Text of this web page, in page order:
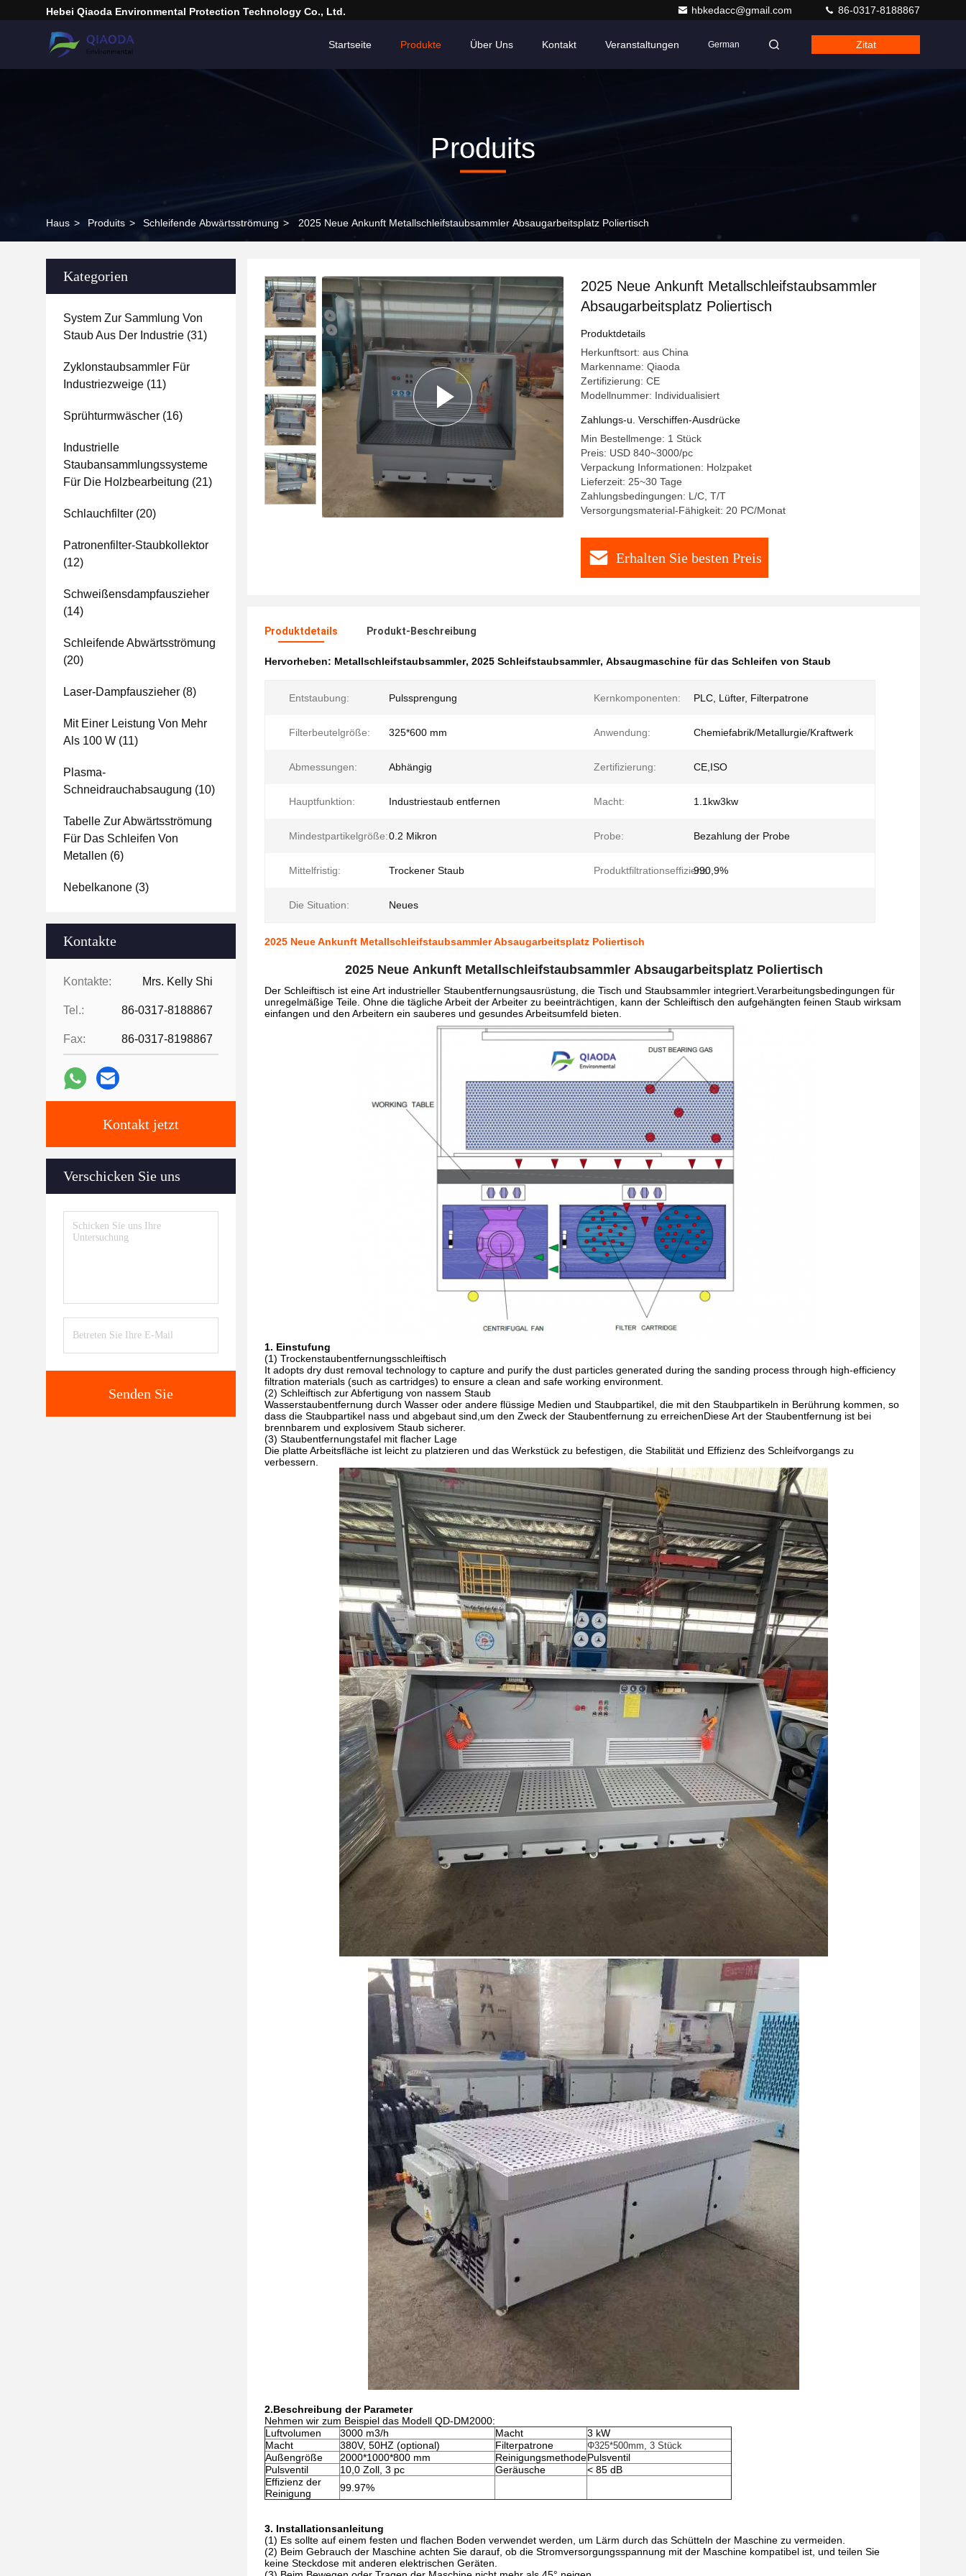
Hebei Qiaoda Environmental Protection Technology Co., Ltd. hbkedacc@gmail.com 86-0317-8188867
Startseite Produkte Über Uns Kontakt Veranstaltungen German Zitat
Produits
Haus > Produits > Schleifende Abwärtsströmung > 2025 Neue Ankunft Metallschleifstaubsammler Absaugarbeitsplatz Poliertisch
Kategorien
System Zur Sammlung Von
Staub Aus Der Industrie (31)
Zyklonstaubsammler Für
Industriezweige (11)
Sprühturmwäscher (16)
Industrielle
Staubansammlungssysteme
Für Die Holzbearbeitung (21)
Schlauchfilter (20)
Patronenfilter-Staubkollektor
(12)
Schweißensdampfauszieher
(14)
Schleifende Abwärtsströmung
(20)
Laser-Dampfauszieher (8)
Mit Einer Leistung Von Mehr
Als 100 W (11)
Plasma-
Schneidrauchabsaugung (10)
Tabelle Zur Abwärtsströmung
Für Das Schleifen Von
Metallen (6)
Nebelkanone (3)
Kontakte
Kontakte: Mrs. Kelly Shi
Tel.: 86-0317-8188867
Fax: 86-0317-8198867
Kontakt jetzt
Verschicken Sie uns
Senden Sie
2025 Neue Ankunft Metallschleifstaubsammler
Absaugarbeitsplatz Poliertisch
Produktdetails
Herkunftsort: aus China
Markenname: Qiaoda
Zertifizierung: CE
Modellnummer: Individualisiert
Zahlungs-u. Verschiffen-Ausdrücke
Min Bestellmenge: 1 Stück
Preis: USD 840~3000/pc
Verpackung Informationen: Holzpaket
Lieferzeit: 25~30 Tage
Zahlungsbedingungen: L/C, T/T
Versorgungsmaterial-Fähigkeit: 20 PC/Monat
Erhalten Sie besten Preis
Produktdetails Produkt-Beschreibung
Hervorheben: Metallschleifstaubsammler, 2025 Schleifstaubsammler, Absaugmaschine für das Schleifen von Staub
Entstaubung: Pulssprengung Kernkomponenten: PLC, Lüfter, Filterpatrone
Filterbeutelgröße: 325*600 mm Anwendung: Chemiefabrik/Metallurgie/Kraftwerk
Abmessungen: Abhängig Zertifizierung: CE,ISO
Hauptfunktion: Industriestaub entfernen Macht: 1.1kw3kw
Mindestpartikelgröße:0.2 Mikron Probe: Bezahlung der Probe
Mittelfristig: Trockener Staub Produktfiltrationseffizienz:990,9%
Die Situation: Neues
2025 Neue Ankunft Metallschleifstaubsammler Absaugarbeitsplatz Poliertisch
2025 Neue Ankunft Metallschleifstaubsammler Absaugarbeitsplatz Poliertisch
Der Schleiftisch ist eine Art industrieller Staubentfernungsausrüstung, die Tisch und Staubsammler integriert.Verarbeitungsbedingungen für
unregelmäßige Teile. Ohne die tägliche Arbeit der Arbeiter zu beeinträchtigen, kann der Schleiftisch den aufgehängten feinen Staub wirksam
einfangen und den Arbeitern ein sauberes und gesundes Arbeitsumfeld bieten.
1. Einstufung
(1) Trockenstaubentfernungsschleiftisch
It adopts dry dust removal technology to capture and purify the dust particles generated during the sanding process through high-efficiency
filtration materials (such as cartridges) to ensure a clean and safe working environment.
(2) Schleiftisch zur Abfertigung von nassem Staub
Wasserstaubentfernung durch Wasser oder andere flüssige Medien und Staubpartikel, die mit den Staubpartikeln in Berührung kommen, so
dass die Staubpartikel nass und abgebaut sind,um den Zweck der Staubentfernung zu erreichenDiese Art der Staubentfernung ist bei
brennbarem und explosivem Staub sicherer.
(3) Staubentfernungstafel mit flacher Lage
Die platte Arbeitsfläche ist leicht zu platzieren und das Werkstück zu befestigen, die Stabilität und Effizienz des Schleifvorgangs zu
verbessern.
2.Beschreibung der Parameter
Nehmen wir zum Beispiel das Modell QD-DM2000:
Luftvolumen
3000 m3/h Macht
3 kW
Macht
380V, 50HZ (optional) Filterpatrone Φ325*500mm, 3 Stück
Außengröße 2000*1000*800 mm ReinigungsmethodePulsventil
Pulsventil
10,0 Zoll, 3 pc Geräusche
< 85 dB
Effizienz der
Reinigung
99.97%
3. Installationsanleitung
(1) Es sollte auf einem festen und flachen Boden verwendet werden, um Lärm durch das Schütteln der Maschine zu vermeiden.
(2) Beim Gebrauch der Maschine achten Sie darauf, ob die Stromversorgungsspannung mit der Maschine kompatibel ist, und teilen Sie
keine Steckdose mit anderen elektrischen Geräten.